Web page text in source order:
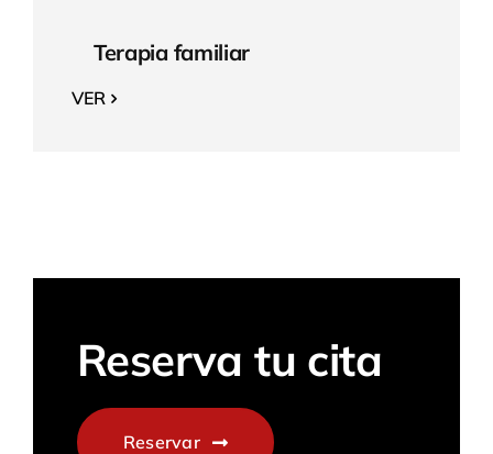
Terapia familiar
VER
Reserva tu cita
Reservar